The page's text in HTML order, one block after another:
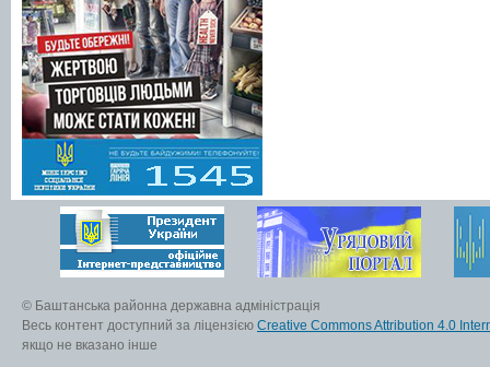
© Баштанська районна державна адміністрація
Весь контент доступний за ліцензією Creative Commons Attribution 4.0
якщо не вказано інше